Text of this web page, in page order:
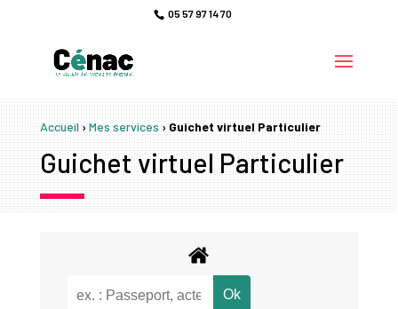
05 57 97 14 70
Accueil›Mes services›Guichet virtuel Particulier
Guichet virtuel Particulier